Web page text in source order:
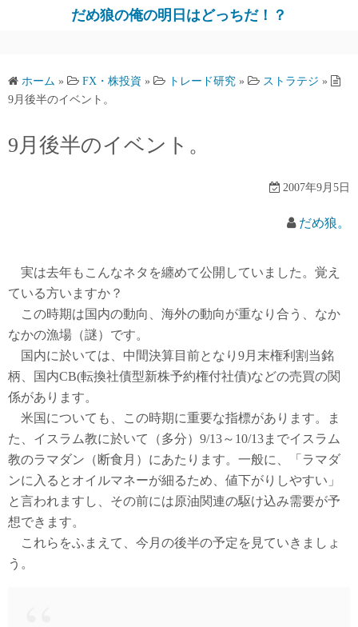
だめ狼の俺の明日はどっちだ！？
ホーム » FX・株投資 » トレード研究 » ストラテジ »
9月後半のイベント。
9月後半のイベント。
2007年9月5日
だめ狼。
実は去年もこんなネタを纏めて公開していました。覚え
ている方いますか？
この時期は国内の動向、海外の動向が重なり合う、なか
なかの漁場（謎）です。
国内に於いては、中間決算目前となり9月末権利割当銘
柄、国内CB(転換社債型新株予約権付社債)などの売買の関
係があります。
米国についても、この時期に重要な指標があります。ま
た、イスラム教に於いて（多分）9/13～10/13までイスラム
教のラマダン（断食月）にあたります。一般に、「ラマダ
ンに入るとオイルマネーが細るため、値下がりしやすい」
と言われますし、その前には原油関連の駆け込み需要が予
想できます。
これらをふまえて、今月の後半の予定を見ていきましょ
う。